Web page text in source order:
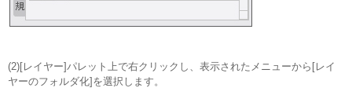
(2)[レイヤー]パレット上で右クリックし、表示されたメニューから[レイ
ヤーのフォルダ化]を選択します。